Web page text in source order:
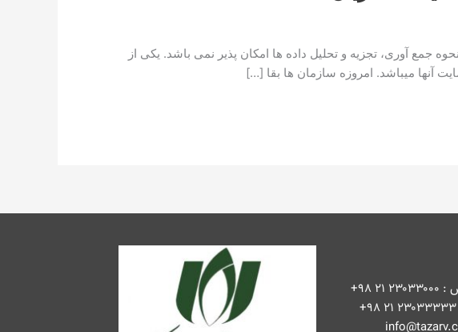
آوری، تجزیه و تحلیل داده ها امکان پذیر نمی باشد. یکی از
آنها میباشد. امروزه سازمان ها بقا […]
۹۸+